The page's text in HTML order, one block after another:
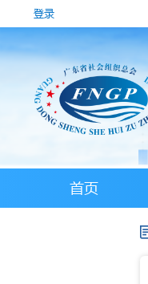
登录
首页